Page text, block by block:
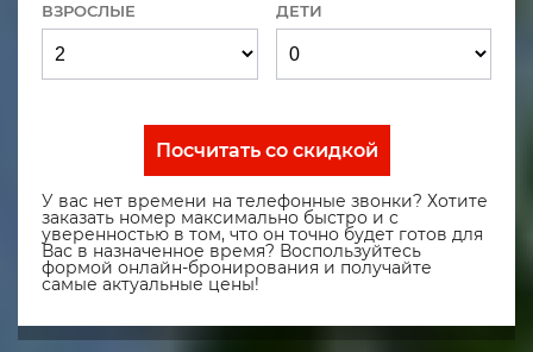
ВЗРОСЛЫЕ ДЕТИ
Посчитать со скидкой
У вас нет времени на телефонные звонки? Хотите
заказать номер максимально быстро и с
уверенностью в том, что он точно будет готов для
Вас в назначенное время? Воспользуйтесь
формой онлайн-бронирования и получайте
самые актуальные цены!